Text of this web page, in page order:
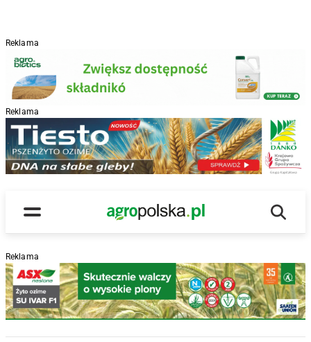
Reklama
Reklama
Menu
Main Logo
Reklama